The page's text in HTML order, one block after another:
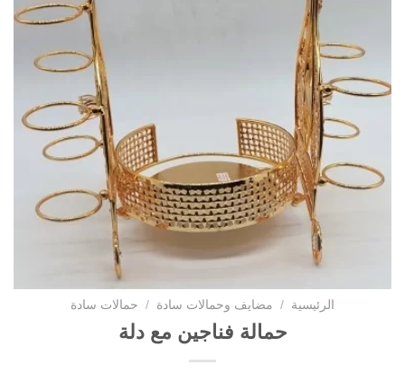
الرئيسية / مضايف وحمالات سادة / حمالات سادة
حمالة فناجين مع دلة